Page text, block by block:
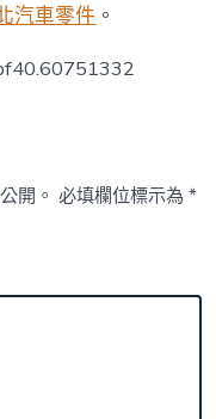
汽車零件 。
開。 必填欄位標示為*